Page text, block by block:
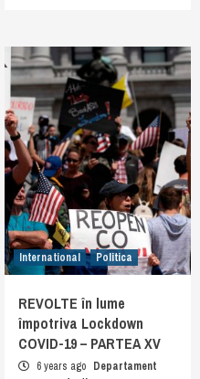
International Politica
REVOLTE în lume
împotriva Lockdown
COVID-19 – PARTEA XV
6 years ago Departament